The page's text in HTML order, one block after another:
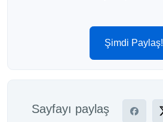
Şimdi Paylaş!
Sayfayı paylaş